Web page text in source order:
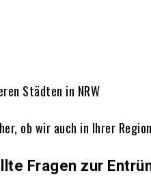
Städten in NRW
ob wir auch in Ihrer
Fragen zur